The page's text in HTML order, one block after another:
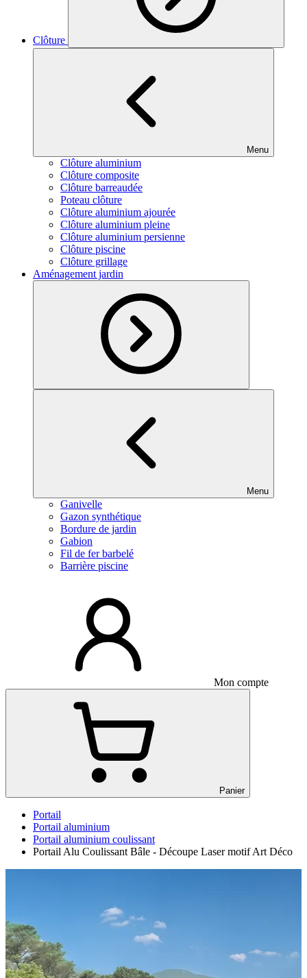
Clôture
Menu
Clôture aluminium
Clôture composite
Clôture barreaudée
Poteau clôture
Clôture aluminium ajourée
Clôture aluminium pleine
Clôture aluminium persienne
Clôture piscine
Clôture grillage
Aménagement jardin
Menu
Ganivelle
Gazon synthétique
Bordure de jardin
Gabion
Fil de fer barbelé
Barrière piscine
Mon compte
Panier
Portail
Portail aluminium
Portail aluminium coulissant
Portail Alu Coulissant Bâle - Découpe Laser motif Art Déco